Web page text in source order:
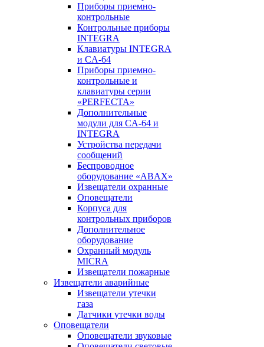
Приборы приемно-
контрольные
Контрольные приборы
INTEGRA
Клавиатуры INTEGRA
и CA-64
Приборы приемно-
контрольные и
клавиатуры серии
«PERFECTA»
Дополнительные
модули для CA-64 и
INTEGRA
Устройства передачи
сообщений
Беспроводное
оборудование «ABAX»
Извещатели охранные
Оповещатели
Корпуса для
контрольных приборов
Дополнительное
оборудование
Охранный модуль
MICRA
Извещатели пожарные
Извещатели аварийные
Извещатели утечки
газа
Датчики утечки воды
Оповещатели
Оповещатели звуковые